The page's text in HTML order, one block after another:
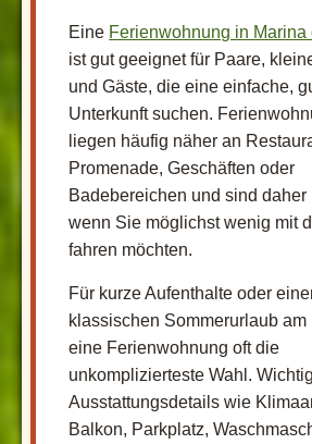
Eine Ferienwohnung in Marina
ist gut geeignet für Paare,
und Gäste, die eine einfache,
Unterkunft suchen.
liegen häufig näher an
Promenade, Geschäften oder
Badebereichen und sind daher
wenn Sie möglichst wenig mit
fahren möchten.
Für kurze Aufenthalte oder
klassischen Sommerurlaub am
eine Ferienwohnung oft die
unkomplizierteste Wahl.
Ausstattungsdetails wie
Balkon, Parkplatz,